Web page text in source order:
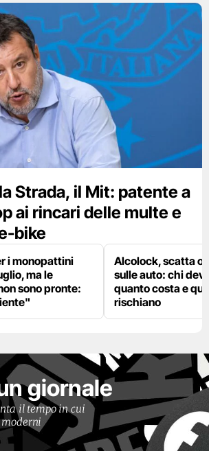
Strada, il Mit: patente a
ai rincari delle multe e
bike
i monopattini
ma le
sono pronte:
Alcolock, scatta
sulle auto: chi
quanto costa e
rischiano
giornale
il tempo in cui